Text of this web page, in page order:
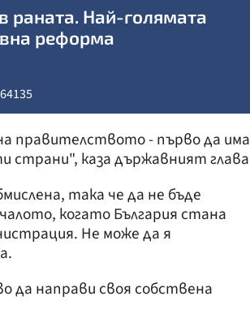
раната. Най-голямата
реформа
64135
правителството - първо да има
страни", каза държавният
така че да не бъде
когато България стана
Не може да я
да направи своя собствена